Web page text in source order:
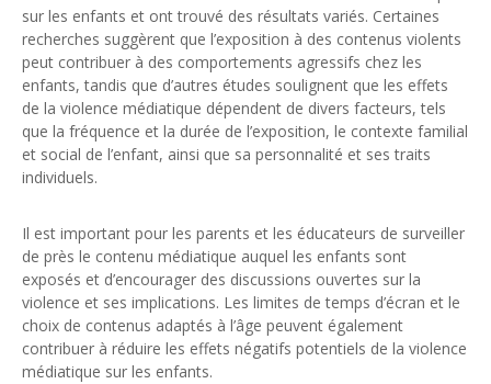
sur les enfants et ont trouvé des résultats variés. Certaines
recherches suggèrent que l’exposition à des contenus violents
peut contribuer à des comportements agressifs chez les
enfants, tandis que d’autres études soulignent que les effets
de la violence médiatique dépendent de divers facteurs, tels
que la fréquence et la durée de l’exposition, le contexte familial
et social de l’enfant, ainsi que sa personnalité et ses traits
individuels.
Il est important pour les parents et les éducateurs de surveiller
de près le contenu médiatique auquel les enfants sont
exposés et d’encourager des discussions ouvertes sur la
violence et ses implications. Les limites de temps d’écran et le
choix de contenus adaptés à l’âge peuvent également
contribuer à réduire les effets négatifs potentiels de la violence
médiatique sur les enfants.